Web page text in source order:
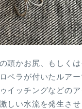
頭かお尻、もしく
ペラが付いたルア
イッチングなどの
しい水流を発生させ